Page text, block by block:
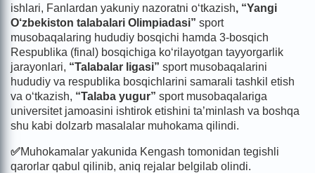
ishlari, Fanlardan yakuniy nazoratni o‘tkazish, “Yangi
O‘zbekiston talabalari Olimpiadasi” sport
musobaqalaring hududiy bosqichi hamda 3-bosqich
Respublika (final) bosqichiga ko‘rilayotgan tayyorgarlik
jarayonlari, “Talabalar ligasi” sport musobaqalarini
hududiy va respublika bosqichlarini samarali tashkil etish
va o‘tkazish, “Talaba yugur” sport musobaqalariga
universitet jamoasini ishtirok etishini ta’minlash va boshqa
shu kabi dolzarb masalalar muhokama qilindi.
✅Muhokamalar yakunida Kengash tomonidan tegishli
qarorlar qabul qilinib, aniq rejalar belgilab olindi.